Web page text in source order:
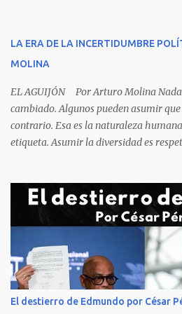
rostro rasgos de asfixia mecánica, que
recuento de lo sucedido antes de este
LA ERA DE LA INCERTIDUMBRE
MOLINA
EL AGUIJÓN Por Arturo Molina
cambiado. Algunos pueden asumir
contrario. Esa es la naturaleza
etiqueta. Asumir la diversidad es
obliga a los líderes, a crear de forma
responsables para restituir la
las instituciones. El desmoronamiento
repercutir en la de los gobernantes, a
soledad. Un soplo de aliento fresco es
relación sólida entre gobernantes y
base a la comunicación y la
gobernante que pretenda una
El destierro de Edmundo por César